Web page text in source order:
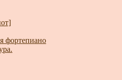
фортепиано